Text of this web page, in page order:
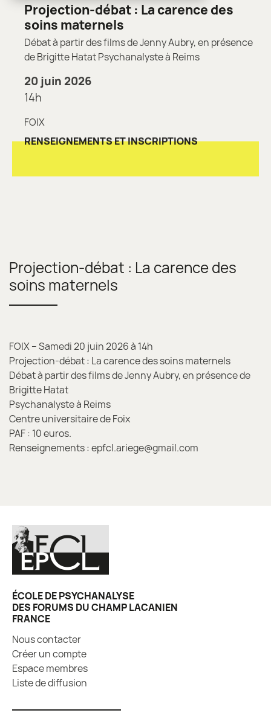
Projection-débat : La carence des
soins maternels
Débat à partir des films de Jenny Aubry, en présence
de Brigitte Hatat Psychanalyste à Reims
20 juin 2026
14h
FOIX
RENSEIGNEMENTS ET INSCRIPTIONS
Projection-débat : La carence des
soins maternels
FOIX – Samedi 20 juin 2026 à 14h
Projection-débat : La carence des soins maternels
Débat à partir des films de Jenny Aubry, en présence de
Brigitte Hatat
Psychanalyste à Reims
Centre universitaire de Foix
PAF : 10 euros.
Renseignements : epfcl.ariege@gmail.com
ÉCOLE DE PSYCHANALYSE
DES FORUMS DU CHAMP LACANIEN
FRANCE
Nous contacter
Créer un compte
Espace membres
Liste de diffusion